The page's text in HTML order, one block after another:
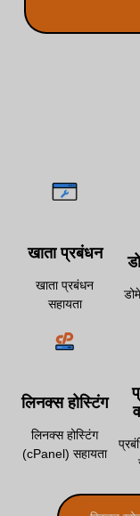
खाता प्रबंधन
खाता प्रबंधन
सहायता
लिनक्स होस्टिंग
लिनक्स होस्टिंग
(cPanel) सहायता